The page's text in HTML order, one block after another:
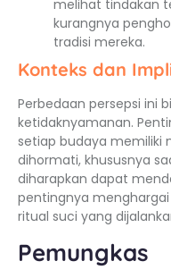
melihat tindakan
kurangnya
tradisi mereka.
Konteks dan
Perbedaan persepsi ini
ketidaknyamanan.
setiap budaya memiliki
dihormati, khususnya
diharapkan dapat
pentingnya
ritual suci yang
Pemungkas